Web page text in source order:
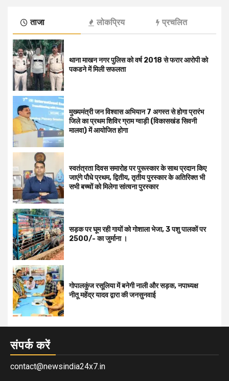
ताजा लोकप्रिय प्रचलित
थाना माखन नगर पुलिस को वर्ष 2018 से फरार आरोपी को
पकडने में मिली सफलता
मुख्यमंत्री जन विश्वास अभियान 7 अगस्त से होगा प्रारंभ
जिले का प्रथम शिविर ग्राम ग्वाड़ी (विकासखंड सिवनी
मालवा) में आयोजित होगा
स्वतंत्रता दिवस समारोह पर पुरूस्‍कार के साथ प्रदान किए
जाएंगे पौधे प्रथम, द्वितीय, तृतीय पुरस्कार के अतिरिक्त भी
सभी बच्चों को मिलेगा सांत्वना पुरस्कार
सड़क पर घूम रही गायों को गोशाला भेजा, 3 पशु पालकों पर
2500/- का जुर्माना ।
गोपालकुंज रसूलिया में बनेगी नाली और सड़क, नपाध्यक्ष
नीतू महेंद्र यादव द्वारा की जनसुनवाई
संपर्क करें
contact@newsindia24x7.in